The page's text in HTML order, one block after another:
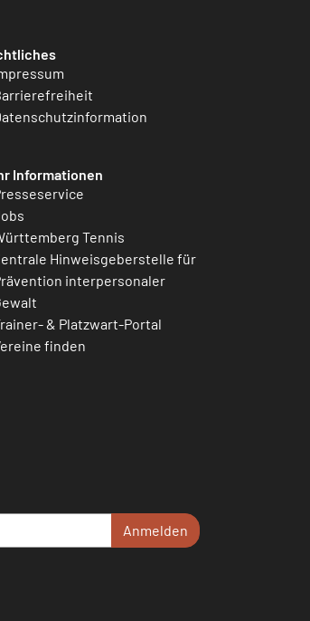
Informationen
Tennis
Hinweisgeberstelle für
interpersonaler
& Platzwart-Portal
finden
Anmelden